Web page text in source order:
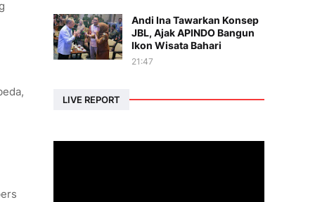
Andi Ina Tawarkan Konsep
JBL, Ajak APINDO Bangun
Ikon Wisata Bahari
21:47
LIVE REPORT